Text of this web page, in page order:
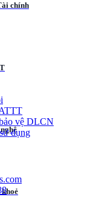
chính
khoẻ
vệ DLCN
dụng